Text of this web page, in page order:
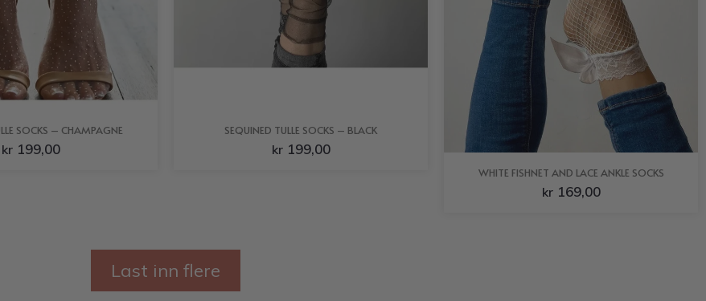
SOCKS – CHAMPAGNE
kr199,00
SEQUINED TULLE SOCKS – BLACK
kr199,00
WHITE FISHNET AND LACE ANKLE SOCKS
kr169,00
Last inn flere